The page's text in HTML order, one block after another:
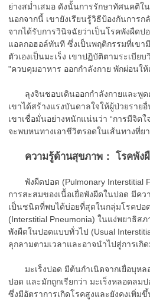
ย่างสม่ำเสมอ ดังนั้นการรักษาทัศนคติใ
นอกจากนี้ เขายังเรียนรู้วิธีป้องกันการก
จากได้รับการวินิจฉัยว่าเป็นโรคพังผืด
แอลกอฮอล์ทันที ซึ่งเป็นพฤติกรรมที่เขา
ตัวเองเป็นมะเร็ง เขาปฏิบัติตามระเบีย
"ควบคุมอาหาร ออกกำลังกาย พักผ่อนใ
ลุงจินชอบเดินออกกำลังกายและพูด
เขาได้สร้างแรงบันดาลใจให้ผู้ป่วยราย
เขาเชื่อมั่นอย่างหนักแน่นว่า “การมีจิต
จะพบหนทางเอาชีวิตรอดในเส้นทางที่ย
ความรู้ด้านสุขภาพ： โรคพัง
พังผืดปอด (Pulmonary Interstitial
การสะสมของเนื้อเยื่อพังผืดในปอด มีค
เป็นชนิดที่พบได้บ่อยที่สุดในกลุ่มโรคปอด
(Interstitial Pneumonia) ในแง่พยาธิส
พังผืดในปอดแบบทั่วไป (Usual
ลุกลามตามเวลาและอาจนำไปสู่การเกิด
มะเร็งปอด มีต้นกำเนิดจากเยื่อบุหล
ปอด และมักถูกเรียกว่า มะเร็งหลอดลม
ซึ่งมีอัตราการเกิดโรคสูงและยังคงเพิ่ม